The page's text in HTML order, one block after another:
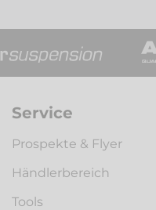
Service
Prospekte & Flyer
Händlerbereich
Tools